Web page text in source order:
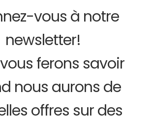
vous à notre
newsletter!
ferons savoir
nous aurons de
offres sur des